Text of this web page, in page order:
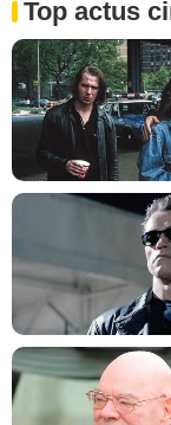
Top actus